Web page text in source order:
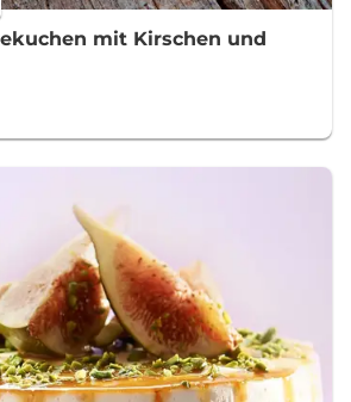
mit Kirschen und